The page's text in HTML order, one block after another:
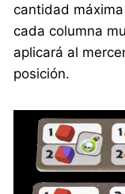
cantidad
cada columna
aplicará al
posición.